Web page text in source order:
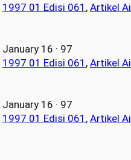
1997 01 Edisi 061 , Artikel
January 16 · 97
1997 01 Edisi 061 , Artikel
January 16 · 97
1997 01 Edisi 061 , Artikel